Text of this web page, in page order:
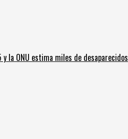
la ONU estima miles de desaparecidos